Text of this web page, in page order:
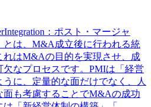
：ポスト・マージャ
とは、M&A成立後に行われる統
れはM&Aの目的を実現させ、成
なプロセスです。PMIは「経営
に、定量的な面だけでなく、人
も考慮することでM&Aの成功